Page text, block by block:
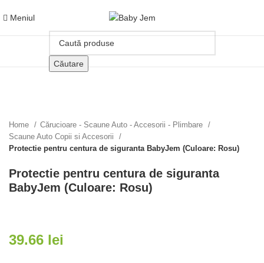
Meniul
Căutare
Home
Cărucioare - Scaune Auto - Accesorii - Plimbare
Scaune Auto Copii si Accesorii
Protectie pentru centura de siguranta BabyJem (Culoare: Rosu)
Protectie pentru centura de siguranta
BabyJem (Culoare: Rosu)
39.66 lei